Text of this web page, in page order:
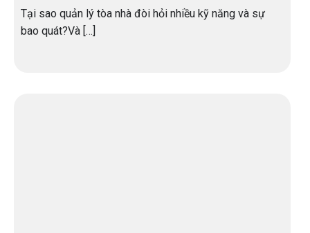
Tại sao quản lý tòa nhà đòi hỏi nhiều kỹ năng và sự
bao quát?Và […]